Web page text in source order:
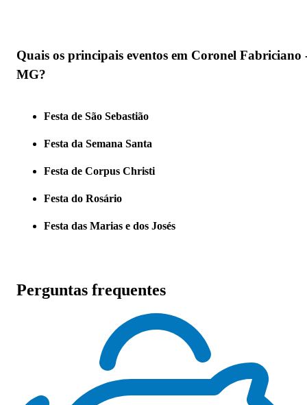
Quais os principais eventos em Coronel Fabriciano
MG?
Festa de São Sebastião
Festa da Semana Santa
Festa de Corpus Christi
Festa do Rosário
Festa das Marias e dos Josés
Perguntas frequentes